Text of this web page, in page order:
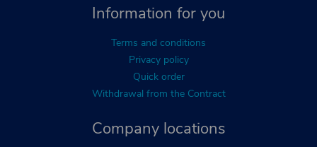
Company locations
Information for you
Terms and conditions
Privacy policy
Quick order
Withdrawal from the Contract